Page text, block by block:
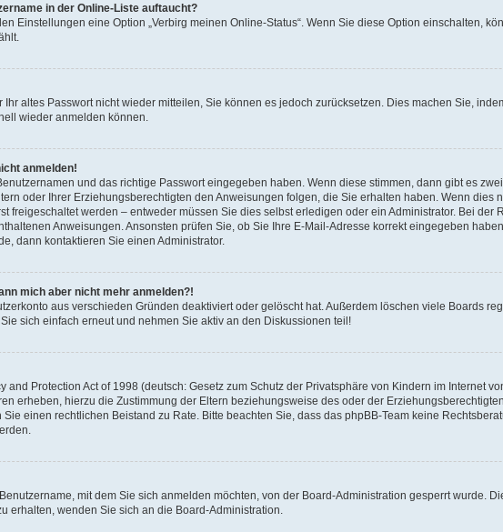
in der Online-Liste auftaucht?
Einstellungen eine Option „Verbirg meinen Online-Status“. Wenn Sie diese Option einschalten,
altes Passwort nicht wieder mitteilen, Sie können es jedoch zurücksetzen. Dies machen Sie,
wieder anmelden können.
anmelden!
und das richtige Passwort eingegeben haben. Wenn diese stimmen, dann gibt es
oder Ihrer Erziehungsberechtigten den Anweisungen folgen, die Sie erhalten haben. Wenn
freigeschaltet werden – entweder müssen Sie dies selbst erledigen oder ein Administrator. Bei
Anweisungen. Ansonsten prüfen Sie, ob Sie Ihre E-Mail-Adresse korrekt eingegeben
dann kontaktieren Sie einen Administrator.
mich aber nicht mehr anmelden?!
aus verschieden Gründen deaktiviert oder gelöscht hat. Außerdem löschen viele Boards
sich einfach erneut und nehmen Sie aktiv an den Diskussionen teil!
and Protection Act of 1998 (deutsch: Gesetz zum Schutz der Privatsphäre von Kindern im Internet
erheben, hierzu die Zustimmung der Eltern beziehungsweise des oder der
einen rechtlichen Beistand zu Rate. Bitte beachten Sie, dass das phpBB-Team keine
mit dem Sie sich anmelden möchten, von der Board-Administration gesperrt wurde.
erhalten, wenden Sie sich an die Board-Administration.